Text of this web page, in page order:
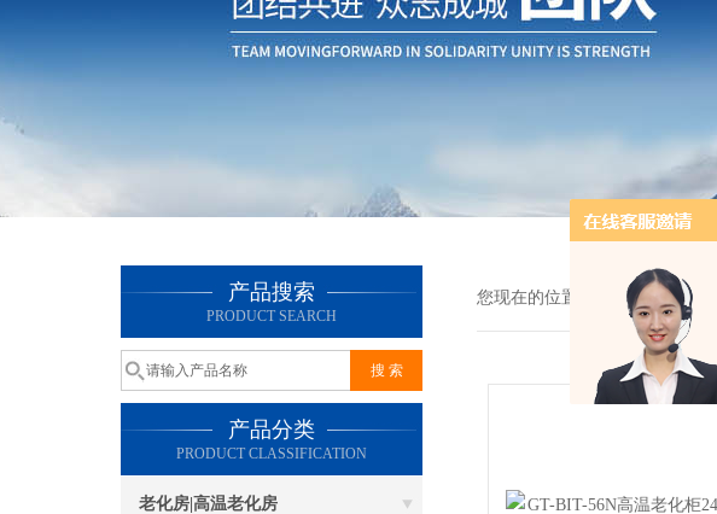
产品搜索
PRODUCT SEARCH
产品分类
PRODUCT CLASSIFICATION
老化房|高温老化房
您现在的位置： 首页 > 产品中心